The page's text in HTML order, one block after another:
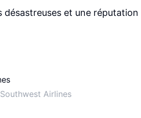
et une réputation
Airlines